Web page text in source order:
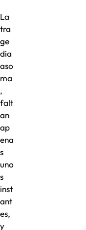
La
tra
ge
dia
aso
ma
,
falt
an
ap
ena
s
uno
s
inst
ant
es,
y